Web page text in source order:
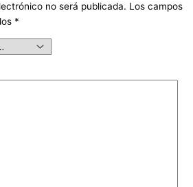
no será publicada. Los campos
*